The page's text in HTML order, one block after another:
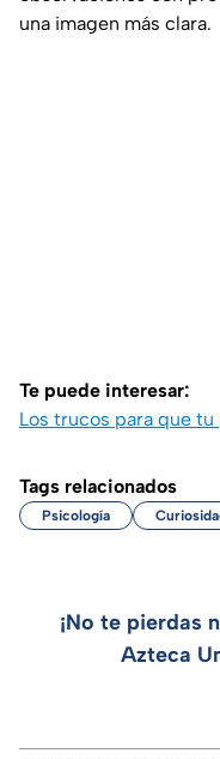
una imagen más clara.
Te puede interesar:
Los trucos para que
Tags relacionados
Psicología
¡No te pierdas
Azteca